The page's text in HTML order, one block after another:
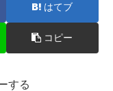
はてブ
コピー
する